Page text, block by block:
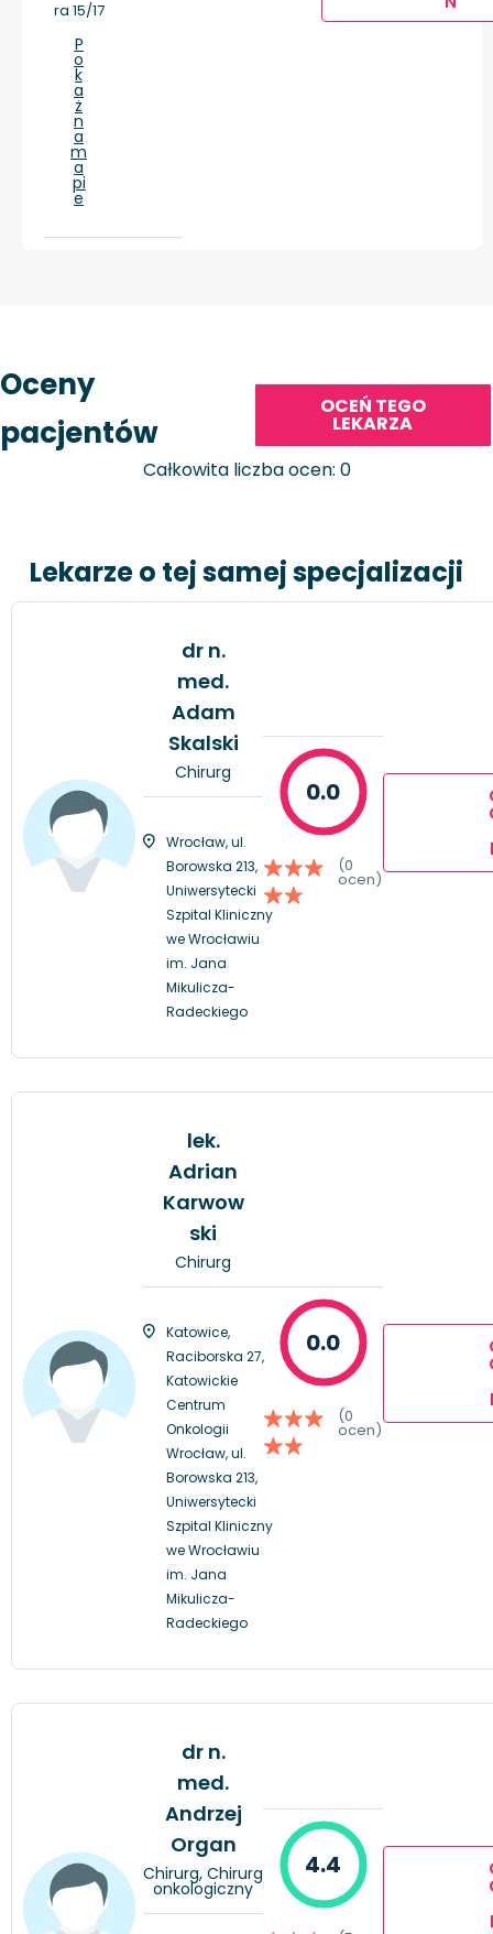
ra 15/17
P
o
k
a
ż
n
a
m
a
pi
e
Oceny
pacjentów
OCEŃ TEGO
LEKARZA
Całkowita liczba ocen: 0
Lekarze o tej samej specjalizacji
dr n.
med.
Adam
Skalski
Chirurg
Wrocław, ul.
Borowska 213,
Uniwersytecki
Szpital Kliniczny
we Wrocławiu
im. Jana
Mikulicza-
Radeckiego
0.0
(0
ocen)
lek.
Adrian
Karwow
ski
Chirurg
Katowice,
Raciborska 27,
Katowickie
Centrum
Onkologii
Wrocław, ul.
Borowska 213,
Uniwersytecki
Szpital Kliniczny
we Wrocławiu
im. Jana
Mikulicza-
Radeckiego
0.0
(0
ocen)
dr n.
med.
Andrzej
Organ
Chirurg, Chirurg
onkologiczny
4.4